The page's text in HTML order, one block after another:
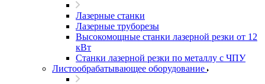
Лазерные станки
Лазерные труборезы
Высокомощные станки лазерной резки от 12
кВт
Станки лазерной резки по металлу с ЧПУ
Листообрабатывающее оборудование